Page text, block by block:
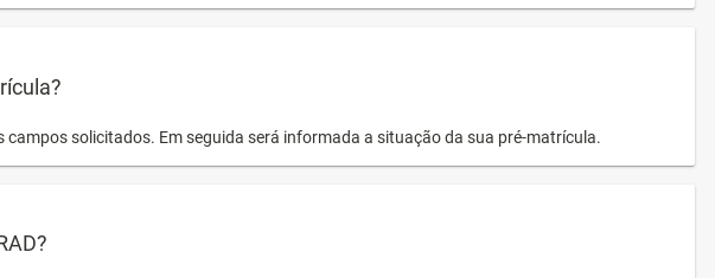
campos solicitados. Em seguida será informada a situação da sua pré-matrícula.